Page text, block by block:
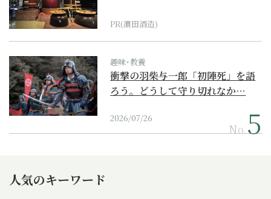
PR(濵田酒造)
趣味･教養
衝撃の羽柴与一郎「初陣死」を語
ろう。どうして守り切れなか…
2026/07/26
No.
人気のキーワード